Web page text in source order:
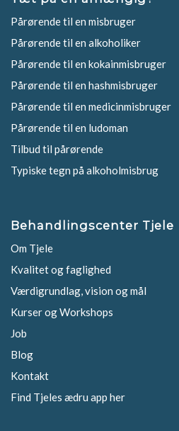
Pårørende til en misbruger
Pårørende til en alkoholiker
Pårørende til en kokainmisbruger
Pårørende til en hashmisbruger
Pårørende til en medicinmisbruger
Pårørende til en ludoman
Tilbud til pårørende
Typiske tegn på alkoholmisbrug
Behandlingscenter Tjele
Om Tjele
Kvalitet og faglighed
Værdigrundlag, vision og mål
Kurser og Workshops
Job
Blog
Kontakt
Find Tjeles ædru app her